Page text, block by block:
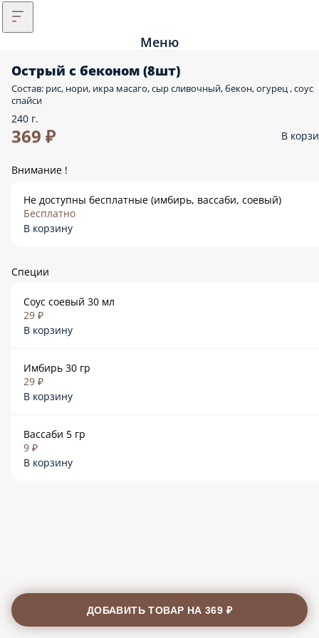
Меню
Острый с беконом (8шт)
Состав: рис, нори, икра масаго, сыр сливочный, бекон, огурец , соус
спайси
240 г.
369 ₽ В
Внимание !
Не доступны бесплатные (имбирь, вассаби, соевый)
Бесплатно
В корзину
Специи
Соус соевый 30 мл
29 ₽
В корзину
Имбирь 30 гр
29 ₽
В корзину
Вассаби 5 гр
9 ₽
В корзину
ДОБАВИТЬ ТОВАР НА369 ₽